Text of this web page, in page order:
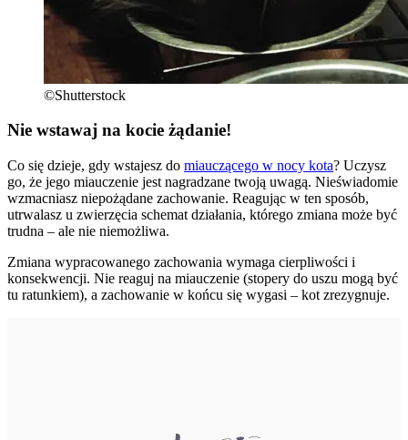
©Shutterstock
Nie wstawaj na kocie żądanie!
Co się dzieje, gdy wstajesz do miauczącego w nocy kota? Uczysz
go, że jego miauczenie jest nagradzane twoją uwagą. Nieświadomie
wzmacniasz niepożądane zachowanie. Reagując w ten sposób,
utrwalasz u zwierzęcia schemat działania, którego zmiana może być
trudna – ale nie niemożliwa.
Zmiana wypracowanego zachowania wymaga cierpliwości i
konsekwencji. Nie reaguj na miauczenie (stopery do uszu mogą być
tu ratunkiem), a zachowanie w końcu się wygasi – kot zrezygnuje.